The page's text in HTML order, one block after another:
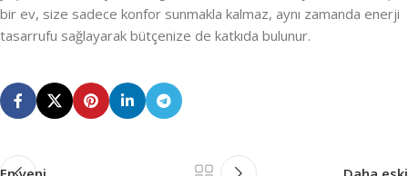
bir ev, size sadece konfor sunmakla kalmaz, aynı zamanda enerji
tasarrufu sağlayarak bütçenize de katkıda bulunur.